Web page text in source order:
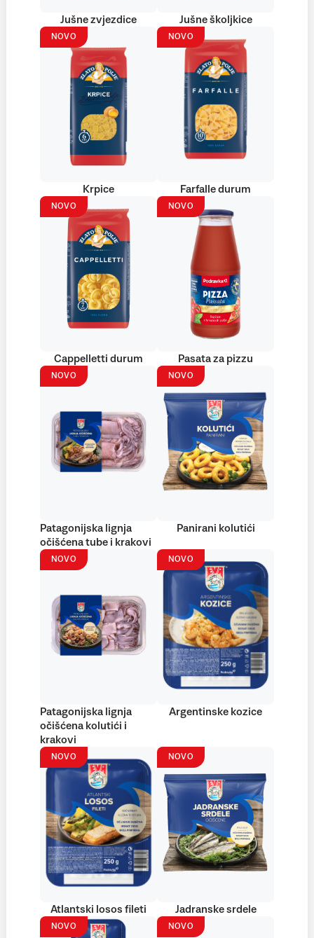
Jušne zvjezdice Jušne školjkice
NOVO
Krpice
NOVO
Farfalle durum
NOVO
Cappelletti durum
NOVO
Pasata za pizzu
NOVO
Patagonijska lignja
očišćena tube i krakovi
NOVO
Panirani kolutići
NOVO
Patagonijska lignja
očišćena kolutići i
krakovi
NOVO
Argentinske kozice
NOVO
Atlantski losos fileti
NOVO
Jadranske srdele
NOVO NOVO